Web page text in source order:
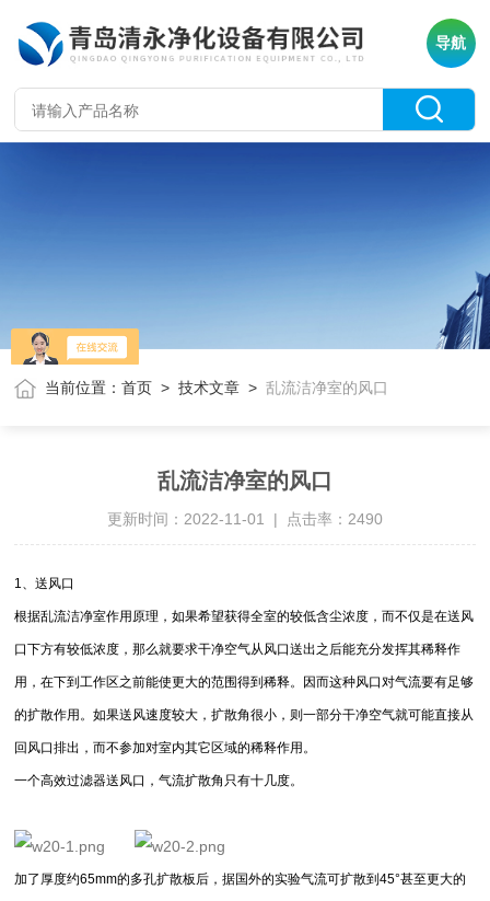
导航
当前位置：首页 >技术文章 >乱流洁净室的风口
乱流洁净室的风口
更新时间：2022-11-01 | 点击率：2490
1、送风口
根据乱流洁净室作用原理，如果希望获得全室的较低含尘浓度，而不仅是在送风
口下方有较低浓度，那么就要求干净空气从风口送出之后能充分发挥其稀释作
用，在下到工作区之前能使更大的范围得到稀释。因而这种风口对气流要有足够
的扩散作用。如果送风速度较大，扩散角很小，则一部分干净空气就可能直接从
回风口排出，而不参加对室内其它区域的稀释作用。
一个高效过滤器送风口，气流扩散角只有十几度。
加了厚度约65mm的多孔扩散板后，据国外的实验气流可扩散到45°甚至更大的